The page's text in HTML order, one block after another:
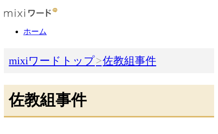
ホーム
mixiワードトップ 佐教組事件
佐教組事件